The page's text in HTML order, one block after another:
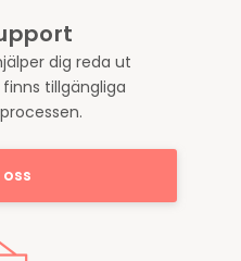
dig reda ut
tillgängliga
oss